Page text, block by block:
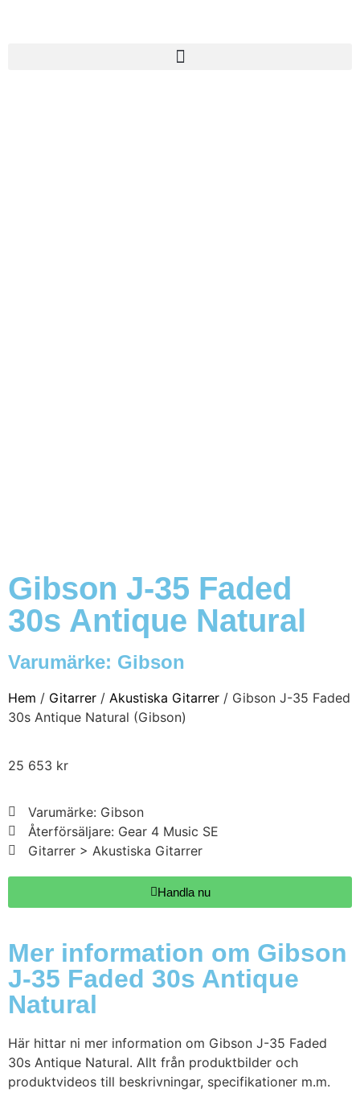
Gibson J-35 Faded
30s Antique Natural
Varumärke: Gibson
Hem / Gitarrer / Akustiska Gitarrer / Gibson J-35 Faded
30s Antique Natural (Gibson)
25 653 kr
Varumärke: Gibson
Återförsäljare: Gear 4 Music SE
Gitarrer > Akustiska Gitarrer
Handla nu
Mer information om Gibson
J-35 Faded 30s Antique
Natural
Här hittar ni mer information om Gibson J-35 Faded
30s Antique Natural. Allt från produktbilder och
produktvideos till beskrivningar, specifikationer m.m.